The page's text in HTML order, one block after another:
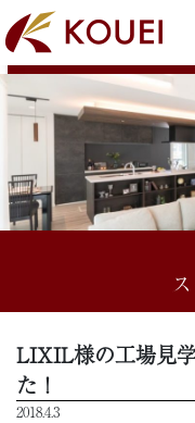
LIXIL様の工場見
た！
2018.4.3